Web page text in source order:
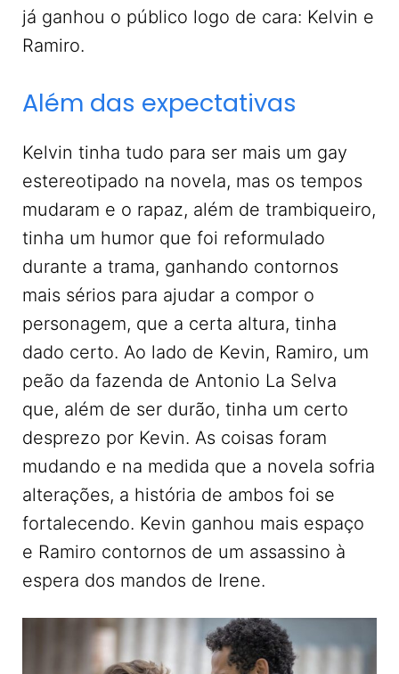
já ganhou o público logo de cara: Kelvin e
Ramiro.
Além das expectativas
Kelvin tinha tudo para ser mais um gay
estereotipado na novela, mas os tempos
mudaram e o rapaz, além de trambiqueiro,
tinha um humor que foi reformulado
durante a trama, ganhando contornos
mais sérios para ajudar a compor o
personagem, que a certa altura, tinha
dado certo. Ao lado de Kevin, Ramiro, um
peão da fazenda de Antonio La Selva
que, além de ser durão, tinha um certo
desprezo por Kevin. As coisas foram
mudando e na medida que a novela sofria
alterações, a história de ambos foi se
fortalecendo. Kevin ganhou mais espaço
e Ramiro contornos de um assassino à
espera dos mandos de Irene.